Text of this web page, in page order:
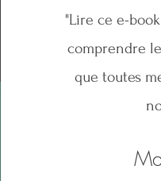
"Lire ce e-
comprendre
que toutes